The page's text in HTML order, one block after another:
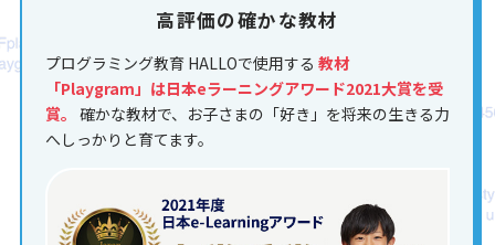
高評価の確かな教材
プログラミング教育 HALLOで使用する 教材
「Playgram」は日本eラーニングアワード2021大賞を受
賞。 確かな教材で、お子さまの「好き」を将来の生きる力
へしっかりと育てます。